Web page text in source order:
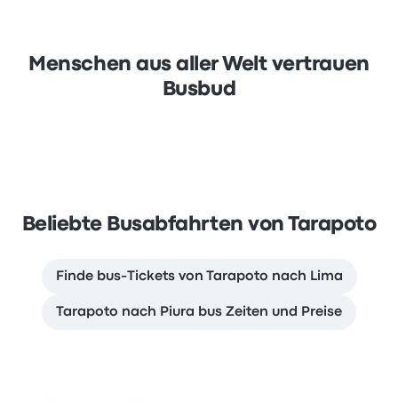
Menschen aus aller Welt vertrauen
Busbud
Beliebte Busabfahrten von Tarapoto
Finde bus-Tickets von Tarapoto nach Lima
Tarapoto nach Piura bus Zeiten und Preise